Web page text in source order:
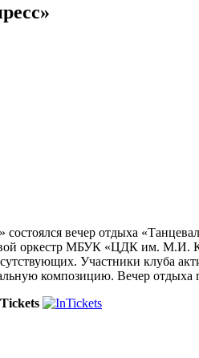
вечер отдыха
оркестр МБУК «ЦДК им. М.И.
Участники клуба
композицию. Вечер отдыха